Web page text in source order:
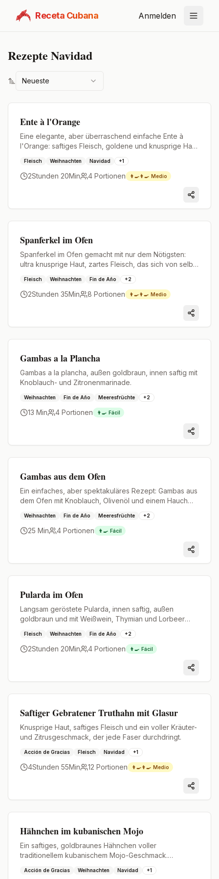
Receta Cubana Anmelden
Rezepte Navidad
Neueste
Ente à l'Orange
Eine elegante, aber überraschend einfache Ente à
l'Orange: saftiges Fleisch, goldene und knusprige Haut
Fleisch Weihnachten Navidad +1
2Stunden 20Min 4 Portionen 👨‍🍳👨‍🍳 Medio
Spanferkel im Ofen
Spanferkel im Ofen gemacht mit nur dem Nötigsten:
ultra knusprige Haut, zartes Fleisch, das sich von selbst
löst, und ein sauberer Geschmack.
Fleisch Weihnachten Fin de Año +2
2Stunden 35Min 8 Portionen 👨‍🍳👨‍🍳 Medio
Gambas a la Plancha
Gambas a la plancha, außen goldbraun, innen saftig mit
Knoblauch- und Zitronenmarinade.
Weihnachten Fin de Año Meeresfrüchte +2
13 Min 4 Portionen 👨‍🍳 Fácil
Gambas aus dem Ofen
Ein einfaches, aber spektakuläres Rezept: Gambas aus
dem Ofen mit Knoblauch, Olivenöl und einem Hauch
Weihnachten Fin de Año Meeresfrüchte +2
25 Min 4 Portionen 👨‍🍳 Fácil
Pularda im Ofen
Langsam geröstete Pularda, innen saftig, außen
goldbraun und mit Weißwein, Thymian und Lorbeer
Fleisch Weihnachten Fin de Año +2
2Stunden 20Min 4 Portionen 👨‍🍳 Fácil
Saftiger Gebratener Truthahn mit Glasur
Knusprige Haut, saftiges Fleisch und ein voller Kräuter-
und Zitrusgeschmack, der jede Faser durchdringt.
Acción de Gracias Fleisch Navidad +1
4Stunden 55Min 12 Portionen 👨‍🍳👨‍🍳 Medio
Hähnchen im kubanischen Mojo
Ein saftiges, goldbraunes Hähnchen voller
traditionellem kubanischem Mojo-Geschmack.
Aromatisch, zart und perfekt für ein Familienessen.
Acción de Gracias Weihnachten Navidad +1